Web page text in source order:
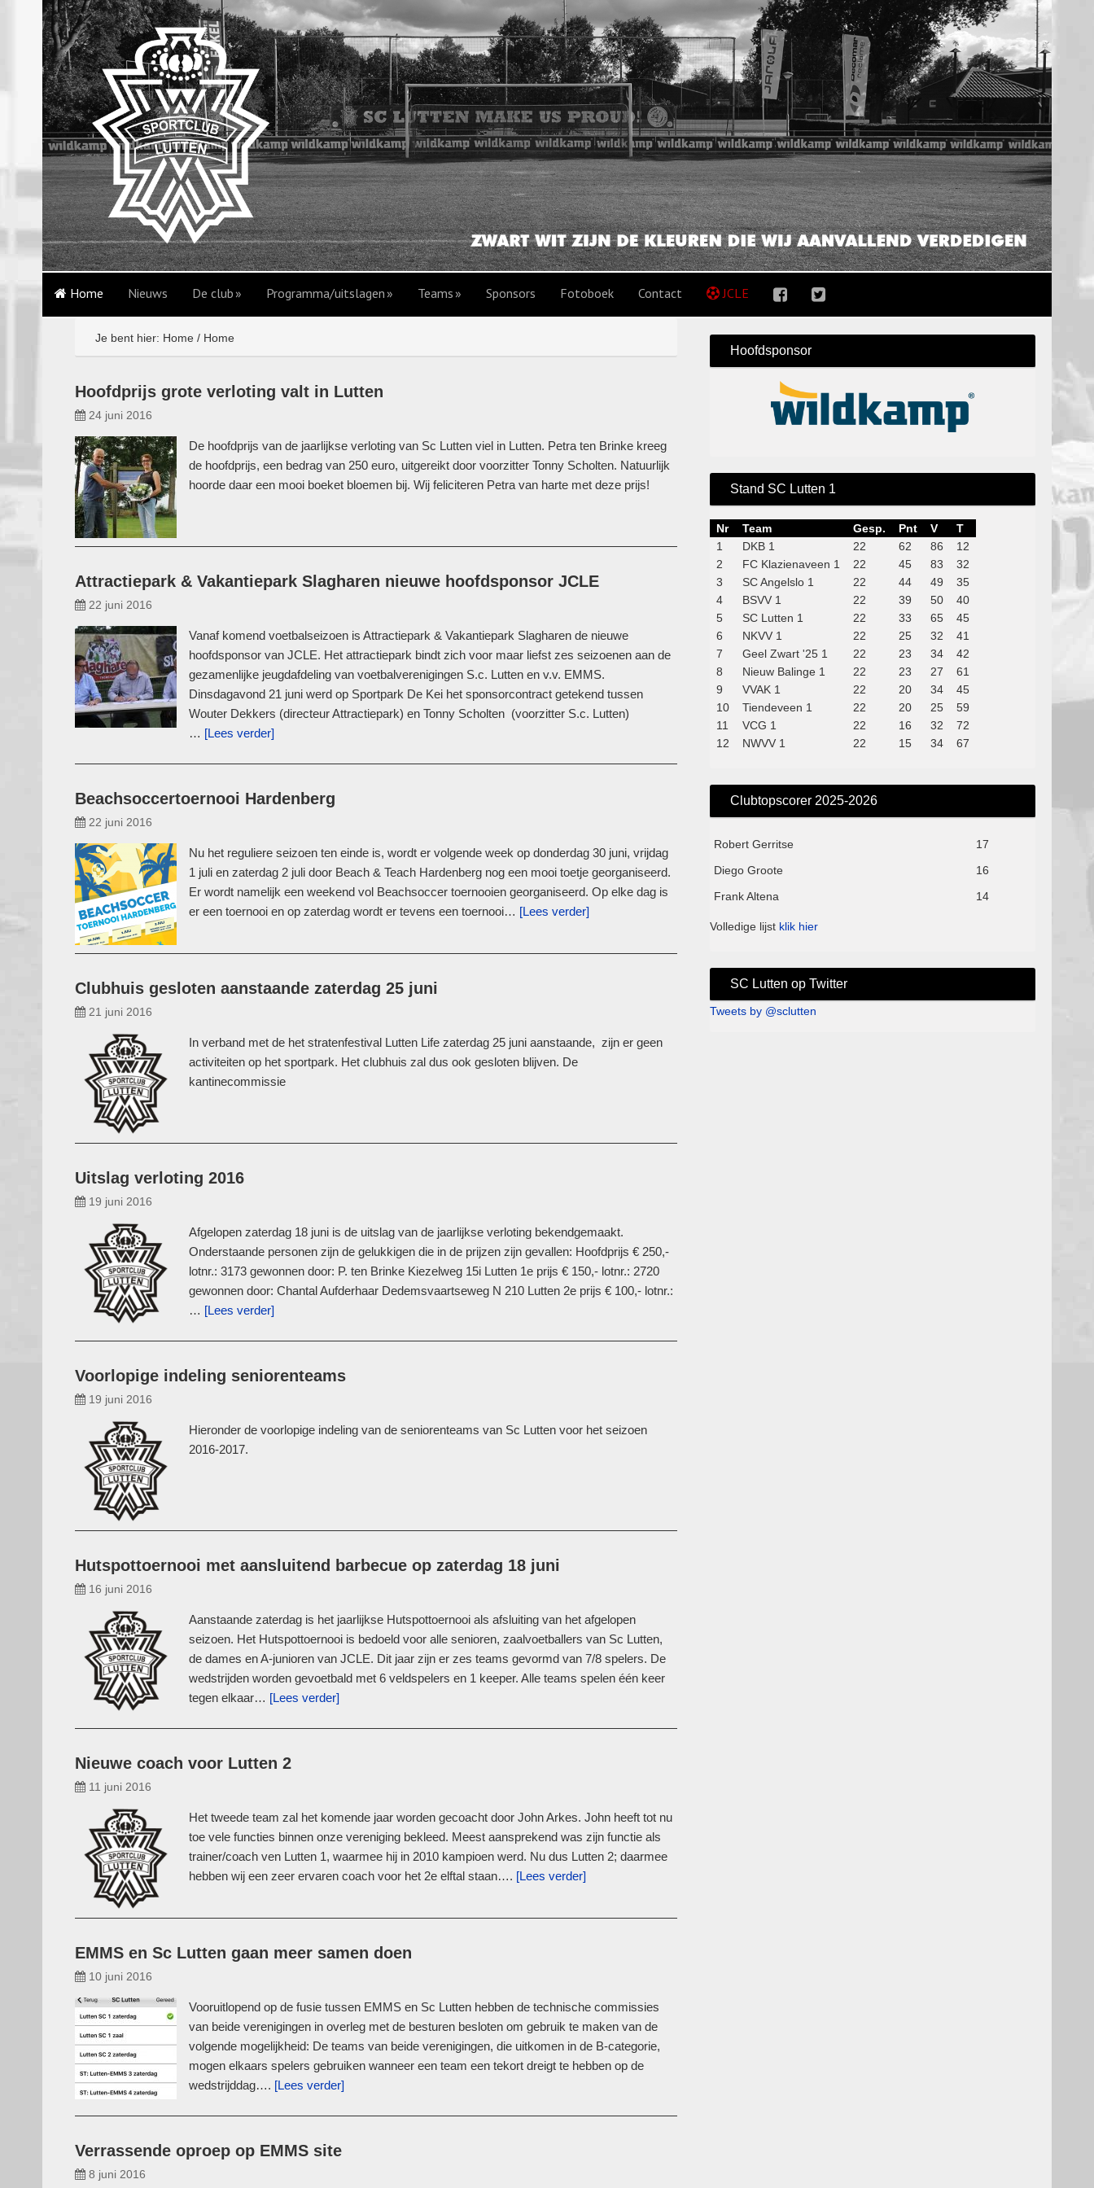
Home Nieuws De club Programma/uitslagen Teams Sponsors Fotoboek Contact JCLE
Je bent hier: Home / Home
Hoofdprijs grote verloting valt in Lutten
24 juni 2016
De hoofdprijs van de jaarlijkse verloting van Sc Lutten viel in Lutten. Petra ten Brinke kreeg
de hoofdprijs, een bedrag van 250 euro, uitgereikt door voorzitter Tonny Scholten. Natuurlijk
hoorde daar een mooi boeket bloemen bij. Wij feliciteren Petra van harte met deze prijs!
Attractiepark & Vakantiepark Slagharen nieuwe hoofdsponsor JCLE
22 juni 2016
Vanaf komend voetbalseizoen is Attractiepark & Vakantiepark Slagharen de nieuwe
hoofdsponsor van JCLE. Het attractiepark bindt zich voor maar liefst zes seizoenen aan de
gezamenlijke jeugdafdeling van voetbalverenigingen S.c. Lutten en v.v. EMMS.
Dinsdagavond 21 juni werd op Sportpark De Kei het sponsorcontract getekend tussen
Wouter Dekkers (directeur Attractiepark) en Tonny Scholten (voorzitter S.c. Lutten)
… [Lees verder]
Beachsoccertoernooi Hardenberg
22 juni 2016
Nu het reguliere seizoen ten einde is, wordt er volgende week op donderdag 30 juni, vrijdag
1 juli en zaterdag 2 juli door Beach & Teach Hardenberg nog een mooi toetje georganiseerd.
Er wordt namelijk een weekend vol Beachsoccer toernooien georganiseerd. Op elke dag is
er een toernooi en op zaterdag wordt er tevens een toernooi… [Lees verder]
Clubhuis gesloten aanstaande zaterdag 25 juni
21 juni 2016
In verband met de het stratenfestival Lutten Life zaterdag 25 juni aanstaande, zijn er geen
activiteiten op het sportpark. Het clubhuis zal dus ook gesloten blijven. De
kantinecommissie
Uitslag verloting 2016
19 juni 2016
Afgelopen zaterdag 18 juni is de uitslag van de jaarlijkse verloting bekendgemaakt.
Onderstaande personen zijn de gelukkigen die in de prijzen zijn gevallen: Hoofdprijs € 250,-
lotnr.: 3173 gewonnen door: P. ten Brinke Kiezelweg 15i Lutten 1e prijs € 150,- lotnr.: 2720
gewonnen door: Chantal Aufderhaar Dedemsvaartseweg N 210 Lutten 2e prijs € 100,- lotnr.:
… [Lees verder]
Voorlopige indeling seniorenteams
19 juni 2016
Hieronder de voorlopige indeling van de seniorenteams van Sc Lutten voor het seizoen
2016-2017.
Hutspottoernooi met aansluitend barbecue op zaterdag 18 juni
16 juni 2016
Aanstaande zaterdag is het jaarlijkse Hutspottoernooi als afsluiting van het afgelopen
seizoen. Het Hutspottoernooi is bedoeld voor alle senioren, zaalvoetballers van Sc Lutten,
de dames en A-junioren van JCLE. Dit jaar zijn er zes teams gevormd van 7/8 spelers. De
wedstrijden worden gevoetbald met 6 veldspelers en 1 keeper. Alle teams spelen één keer
tegen elkaar… [Lees verder]
Nieuwe coach voor Lutten 2
11 juni 2016
Het tweede team zal het komende jaar worden gecoacht door John Arkes. John heeft tot nu
toe vele functies binnen onze vereniging bekleed. Meest aansprekend was zijn functie als
trainer/coach ven Lutten 1, waarmee hij in 2010 kampioen werd. Nu dus Lutten 2; daarmee
hebben wij een zeer ervaren coach voor het 2e elftal staan…. [Lees verder]
EMMS en Sc Lutten gaan meer samen doen
10 juni 2016
Vooruitlopend op de fusie tussen EMMS en Sc Lutten hebben de technische commissies
van beide verenigingen in overleg met de besturen besloten om gebruik te maken van de
volgende mogelijkheid: De teams van beide verenigingen, die uitkomen in de B-categorie,
mogen elkaars spelers gebruiken wanneer een team een tekort dreigt te hebben op de
wedstrijddag…. [Lees verder]
Verrassende oproep op EMMS site
8 juni 2016
Hoofdsponsor
Stand SC Lutten 1
Nr Team Gesp. Pnt V
T
1
DKB 1 22 62 86
12
2
FC Klazienaveen 1 22 45 83
32
3
SC Angelslo 1 22 44 49
35
4
BSVV 1 22 39 50
40
5
SC Lutten 1 22 33 65
45
6
NKVV 1 22 25 32
41
7
Geel Zwart '25 1 22 23 34
42
8
Nieuw Balinge 1 22 23 27
61
9
VVAK 1 22 20 34
45
10
Tiendeveen 1 22 20 25
59
11
VCG 1 22 16 32
72
12
NWVV 1 22 15 34 67
Clubtopscorer 2025-2026
Robert Gerritse
17
Diego Groote
16
Frank Altena
14
Volledige lijst klik hier
SC Lutten op Twitter
Tweets by @sclutten